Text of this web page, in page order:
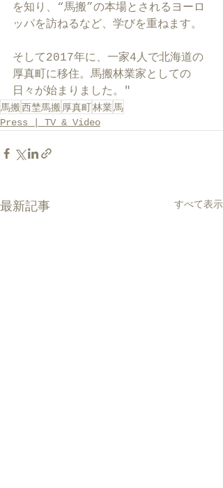
を知り、“馬搬”の本場とされるヨーロ
ッパを訪ねるなど、学びを重ねます。
そして2017年に、一家4人で北海道の
厚真町に移住。馬搬林業家としての
日々が始まりました。"
馬搬西埜馬搬 厚真町林業 馬
Press | TV & Video
最新記事 すべて表示